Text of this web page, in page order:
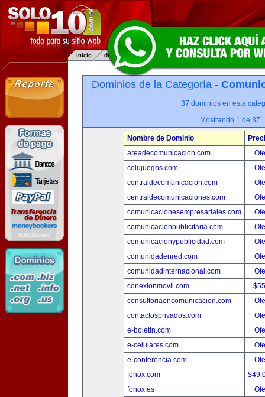
Dominios de la Categoría -
37 dominios en esta
Mostrando 1 de 37
Nombre de Dominio
areadecomunicacion.com
celujuegos.com
centraldecomunicacion.com
centraldecomunicaciones.com
comunicacionesempresariales.com
comunicacionpublicitaria.com
comunicacionypublicidad.com
comunidadenred.com
comunidadinternacional.com
conexionmovil.com
consultoriaencomunicacion.com
contactosprivados.com
e-boletin.com
e-celulares.com
e-conferencia.com
fonox.com
fonox.es